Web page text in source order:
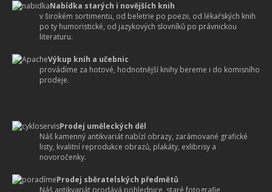
Nabídka starých i novějších knih
v širokém sortimentu, od beletrie po poezii, od lékařských knih
po ty humoristické, od jazykových slovníků po právnickou
literaturu.
Výkup knih a učebnic
provádíme za hotové, hodnotnější knihy bereme i do komisního
prodeje.
Prodej uměleckých děl
Náš kamenný antikvariát nabízí obrazy, zarámované grafické
listy, kvalitní reprodukce obrazů, plakáty, exlibrisy a
novoročenky.
Prodej sběratelských předmětů
Náš antikvariát prodává pohlednice, staré fotografie,